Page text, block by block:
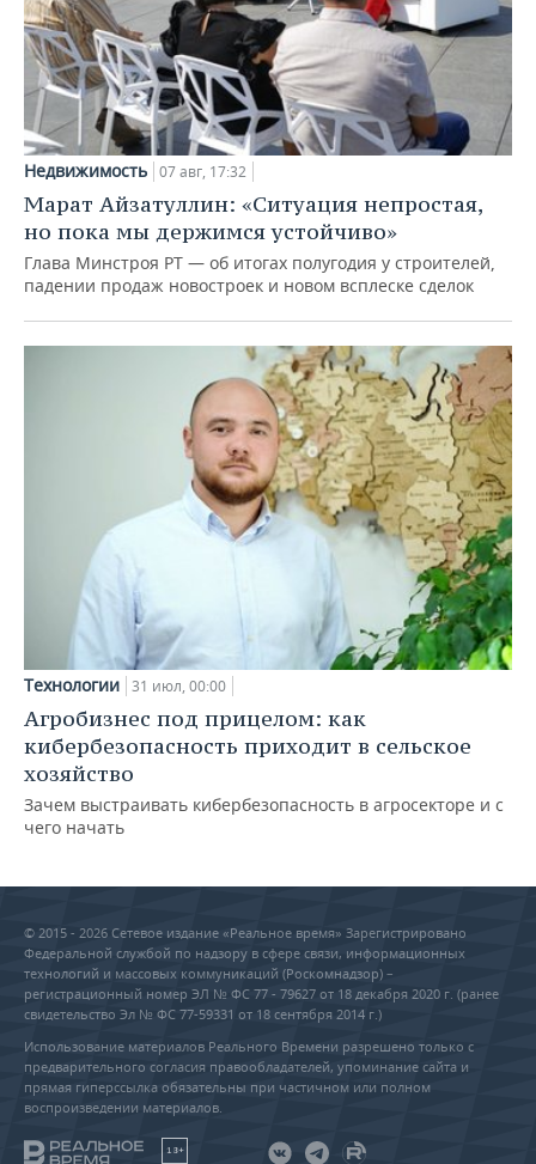
Недвижимость 07 авг, 17:32
Марат Айзатуллин: «Ситуация непростая,
но пока мы держимся устойчиво»
Глава Минстроя РТ — об итогах полугодия у строителей,
падении продаж новостроек и новом всплеске сделок
Технологии 31 июл, 00:00
Агробизнес под прицелом: как
кибербезопасность приходит в сельское
хозяйство
Зачем выстраивать кибербезопасность в агросекторе и с
чего начать
© 2015 - 2026 Сетевое издание «Реальное время» Зарегистрировано
Федеральной службой по надзору в сфере связи, информационных
технологий и массовых коммуникаций (Роскомнадзор) –
регистрационный номер ЭЛ № ФС 77 - 79627 от 18 декабря 2020 г. (ранее
свидетельство Эл № ФС 77-59331 от 18 сентября 2014 г.)
Использование материалов Реального Времени разрешено только с
предварительного согласия правообладателей, упоминание сайта и
прямая гиперссылка обязательны при частичном или полном
воспроизведении материалов.
18+